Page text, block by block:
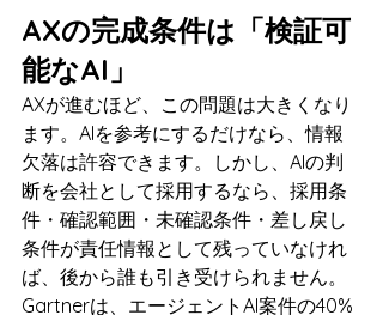
AXの完成条件は「検証可
能なAI」
AXが進むほど、この問題は大きくなり
ます。AIを参考にするだけなら、情報
欠落は許容できます。しかし、AIの判
断を会社として採用するなら、採用条
件・確認範囲・未確認条件・差し戻し
条件が責任情報として残っていなけれ
ば、後から誰も引き受けられません。
Gartnerは、エージェントAI案件の40%